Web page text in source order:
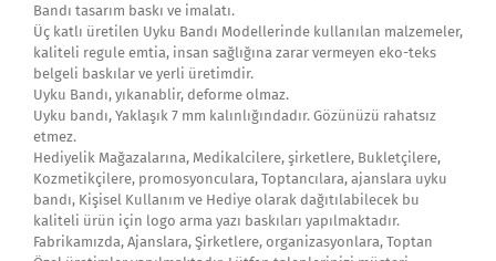
Bandı tasarım baskı ve imalatı.
Üç katlı üretilen Uyku Bandı Modellerinde kullanılan malzemeler,
kaliteli regule emtia, insan sağlığına zarar vermeyen eko-teks
belgeli baskılar ve yerli üretimdir.
Uyku Bandı, yıkanablir, deforme olmaz.
Uyku bandı, Yaklaşık 7 mm kalınlığındadır. Gözünüzü rahatsız
etmez.
Hediyelik Mağazalarına, Medikalcilere, şirketlere, Bukletçilere,
Kozmetikçilere, promosyonculara, Toptancılara, ajanslara uyku
bandı, Kişisel Kullanım ve Hediye olarak dağıtılabilecek bu
kaliteli ürün için logo arma yazı baskıları yapılmaktadır.
Fabrikamızda, Ajanslara, Şirketlere, organizasyonlara, Toptan